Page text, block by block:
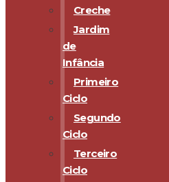
Creche
Jardim
de
Infância
Primeiro
Ciclo
Segundo
Ciclo
Terceiro
Ciclo